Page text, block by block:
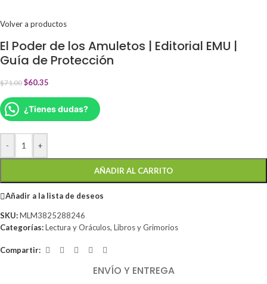
Volver a productos
El Poder de los Amuletos | Editorial EMU |
Guía de Protección
$71.00 $60.35
¿Tienes dudas?
- +
AÑADIR AL CARRITO
Añadir a la lista de deseos
SKU:MLM3825288246
Categorías:Lectura y Oráculos, Libros y Grimorios
Compartir:
ENVÍO Y ENTREGA